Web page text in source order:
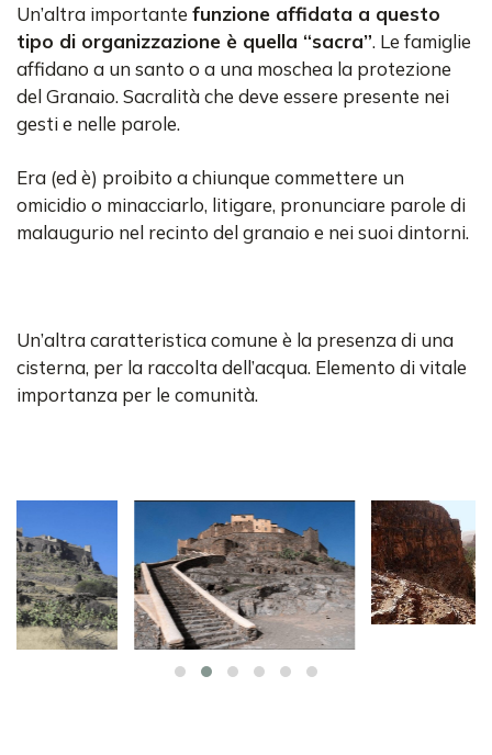
Un’altra importante funzione affidata a questo
tipo di organizzazione è quella “sacra”. Le famiglie
affidano a un santo o a una moschea la protezione
del Granaio. Sacralità che deve essere presente nei
gesti e nelle parole.
Era (ed è) proibito a chiunque commettere un
omicidio o minacciarlo, litigare, pronunciare parole di
malaugurio nel recinto del granaio e nei suoi dintorni.
Un’altra caratteristica comune è la presenza di una
cisterna, per la raccolta dell’acqua. Elemento di vitale
importanza per le comunità.